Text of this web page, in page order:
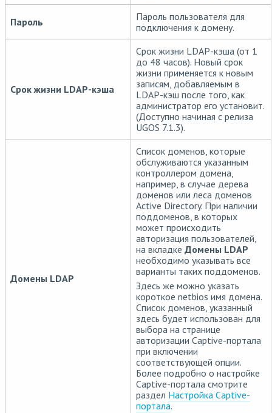
Пароль
Пароль пользователя для
подключения к домену.
Срок жизни LDAP-кэша
Срок жизни LDAP-кэша (от 1
до 48 часов). Новый срок
жизни применяется к новым
записям, добавляемым в
LDAP-кэш после того, как
администратор его установит.
(Доступно начиная с релиза
UGOS 7.1.3).
Домены LDAP
Список доменов, которые
обслуживаются указанным
контроллером домена,
например, в случае дерева
доменов или леса доменов
Active Directory. При наличии
поддоменов, в которых
может происходить
авторизация пользователей,
на вкладке Домены LDAP
необходимо указывать все
варианты таких поддоменов.
Здесь же можно указать
короткое netbios имя домена.
Список доменов, указанный
здесь будет использован для
выбора на странице
авторизации Captive-портала
при включении
соответствующей опции.
Более подробно о настройке
Captive-портала смотрите
раздел Настройка Captive-
портала.